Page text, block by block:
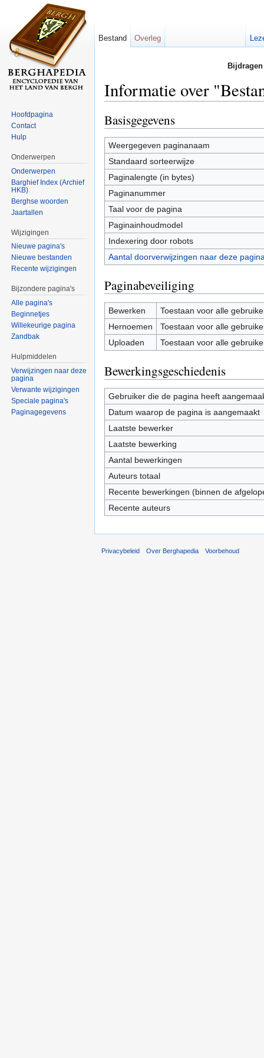
Informatie over
Basisgegevens
Weergegeven paginanaam
Standaard sorteerwijze
Paginalengte (in bytes)
Paginanummer
Taal voor de pagina
Paginainhoudmodel
Indexering door robots
Aantal doorverwijzingen naar deze
Paginabeveiliging
Bewerken
Toestaan voor alle
Hernoemen
Toestaan voor alle
Uploaden
Toestaan voor alle
Bewerkingsgeschiedenis
Gebruiker die de pagina heeft
Datum waarop de pagina is aangemaakt
Laatste bewerker
Laatste bewerking
Aantal bewerkingen
Auteurs totaal
Recente bewerkingen (binnen de
Recente auteurs
Bestand Overleg
Hoofdpagina
Contact
Hulp
Onderwerpen
Onderwerpen
Barghief Index (Archief
HKB)
Berghse woorden
Jaartallen
Wijzigingen
Nieuwe pagina's
Nieuwe bestanden
Recente wijzigingen
Bijzondere pagina's
Alle pagina's
Beginnetjes
Willekeurige pagina
Zandbak
Hulpmiddelen
Verwijzingen naar deze
pagina
Verwante wijzigingen
Speciale pagina's
Paginagegevens
Privacybeleid Over Berghapedia Voorbehoud